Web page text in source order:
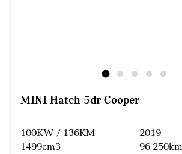
MINI Hatch 5dr Cooper
100KW / 136KM
1499cm3
2019
96 250km